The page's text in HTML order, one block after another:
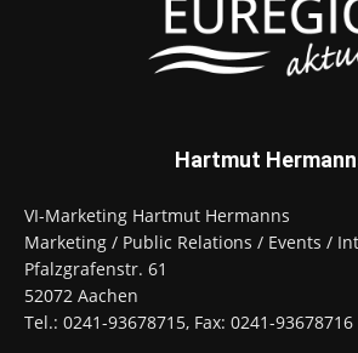
Hartmut
VI-Marketing Hartmut Hermanns
Marketing / Public Relations / Events /
Pfalzgrafenstr. 61
52072 Aachen
Tel.: 0241-93678715, Fax: 0241-93678716